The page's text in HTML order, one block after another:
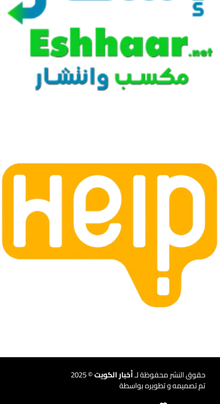
حقوق النشر محفوظة لـأخبار الكويت© 2025
تم تصميمه و تطويره بواسطة